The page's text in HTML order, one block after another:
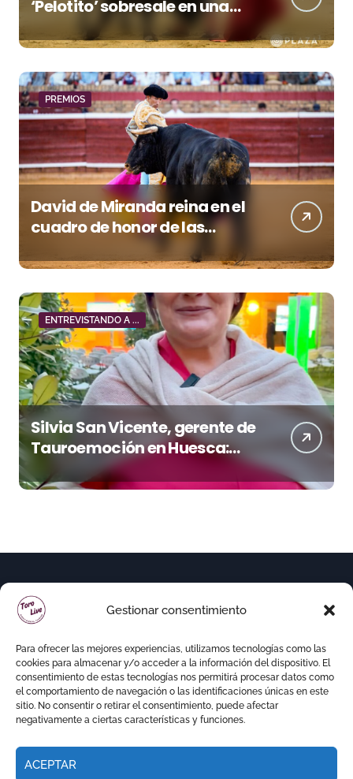
Gestionar consentimiento
Para ofrecer las mejores experiencias, utilizamos tecnologías como las
cookies para almacenar y/o acceder a la información del dispositivo. El
consentimiento de estas tecnologías nos permitirá procesar datos como
el comportamiento de navegación o las identificaciones únicas en este
sitio. No consentir o retirar el consentimiento, puede afectar
negativamente a ciertas características y funciones.
ACEPTAR
‘Pelotito’ sobresale en una
noche gris en Las Ventas
PREMIOS
David de Miranda reina en el
cuadro de honor de las
Colombinas 2026
ENTREVISTANDO A ...
Silvia San Vicente, gerente de
Tauroemoción en Huesca:
«Todas las figuras del toreo
quieren venir a esta feria»